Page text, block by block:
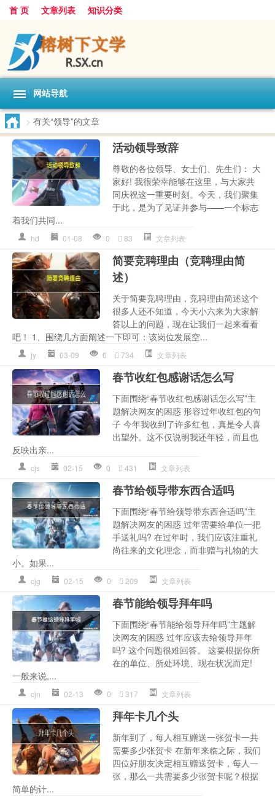
首 页 文章列表 知识分类
网站导航
> 有关“领导”的文章
活动领导致辞
尊敬的各位领导、女士们、先生们： 大
家好! 我很荣幸能够在这里，与大家共
同庆祝这一重要时刻。今天，我们聚集
于此，是为了见证并参与——一个标志
着我们共同...
hd 01-08 0 83 文章列表
简要竞聘理由（竞聘理由简
述）
关于简要竞聘理由，竞聘理由简述这个
很多人还不知道，今天小六来为大家解
答以上的问题，现在让我们一起来看看
吧！ 1、围绕几方面阐述一下即可：该岗位发展空...
jy 03-09 0 734 文章列表
春节收红包感谢话怎么写
下面围绕“春节收红包感谢话怎么写”主
题解决网友的困惑 形容过年收红包的句
子 今年我收到了许多红包，真是令人喜
出望外。这不仅说明我还年轻，而且也
反映出亲...
cjs 02-15 0 431 文章列表
春节给领导带东西合适吗
下面围绕“春节给领导带东西合适吗”主
题解决网友的困惑 过年需要给单位一把
手送礼吗? 在过年时，我们应该注重礼
尚往来的文化理念，而非赠与礼物的大
小。如果...
cjg 02-15 0 209 文章列表
春节能给领导拜年吗
下面围绕“春节能给领导拜年吗”主题解
决网友的困惑 过年应该去给领导拜年
吗? 这个问题很难回答。 这要根据你所
在的单位、所处环境、现在状况而定!
一般来说,...
cjn 02-13 0 317 文章列表
拜年卡几个头
新年到了，每人相互赠送一张贺卡一共
需要多少张贺卡 在新年来临之际，我们
四位好朋友决定相互赠送贺卡，每人一
张，那么一共需要多少张贺卡呢？根据
简单的计...